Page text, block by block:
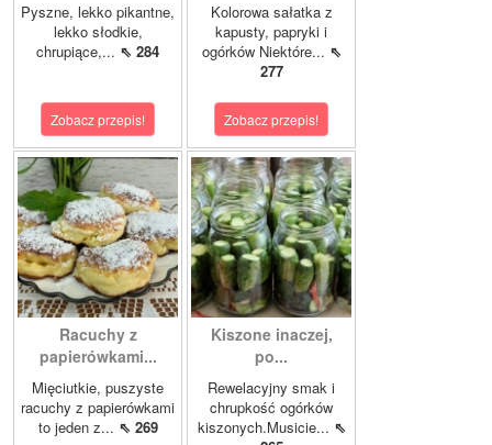
Pyszne, lekko pikantne,
lekko słodkie,
chrupiące,... ⇖ 284
Zobacz przepis!
Kolorowa sałatka z
kapusty, papryki i
ogórków Niektóre... ⇖
277
Zobacz przepis!
Racuchy z
papierówkami...
Mięciutkie, puszyste
racuchy z papierówkami
to jeden z... ⇖ 269
Kiszone inaczej,
po...
Rewelacyjny smak i
chrupkość ogórków
kiszonych.Musicie... ⇖